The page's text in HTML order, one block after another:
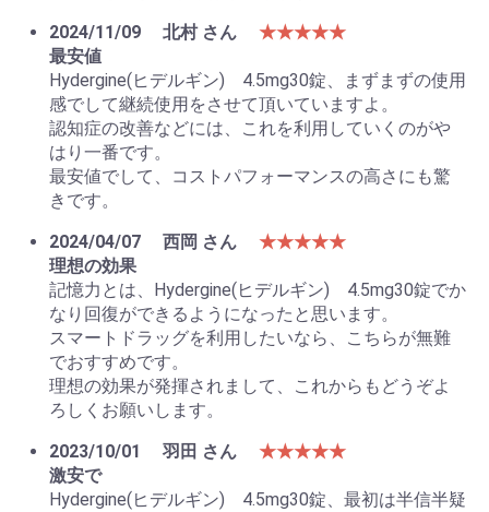
2024/11/09
北村 さん
★★★★★
最安値
Hydergine(ヒデルギン) 4.5mg30錠、まずまずの使用
感でして継続使用をさせて頂いていますよ。
認知症の改善などには、これを利用していくのがや
はり一番です。
最安値でして、コストパフォーマンスの高さにも驚
きです。
2024/04/07
西岡 さん
★★★★★
理想の効果
記憶力とは、Hydergine(ヒデルギン) 4.5mg30錠でか
なり回復ができるようになったと思います。
スマートドラッグを利用したいなら、こちらが無難
でおすすめです。
理想の効果が発揮されまして、これからもどうぞよ
ろしくお願いします。
2023/10/01
羽田 さん
★★★★★
激安で
Hydergine(ヒデルギン) 4.5mg30錠、最初は半信半疑